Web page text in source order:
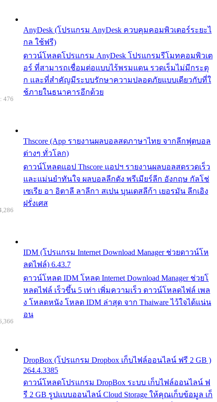
AnyDesk (โปรแกรม AnyDesk ควบคุมคอมพิวเตอร์ระยะไ
กล ใช้ฟรี)
ดาวน์โหลดโปรแกรม AnyDesk โปรแกรมรีโมทคอมพิวเต
อร์ ที่สามารถเชื่อมต่อแบบไร้พรมแดน รวดเร็มไม่มีกระตุ
ก และที่สำคัญมีระบบรักษาความปลอดภัยแบบเดียวกับที่ใ
ช้ภายในธนาคารอีกด้วย
Thscore (App รายงานผลบอลสดภาษาไทย จากลีกฟุตบอล
ต่างๆ ทั่วโลก)
ดาวน์โหลดแอป Thscore แอปฯ รายงานผลบอลสดรวดเร็ว
และแม่นยำทันใจ ผลบอลลีกดัง พรีเมียร์ลีก อังกฤษ กัลโช่
เซเรีย อา อิตาลี ลาลีกา สเปน บุนเดสลีก้า เยอรมัน ลีกเอิง
ฝรั่งเศส
476
IDM (โปรแกรม Internet Download Manager ช่วยดาวน์โห
ลดไฟล์) 6.43.7
ดาวน์โหลด IDM โหลด Internet Download Manager ช่วยโ
หลดไฟล์ เร็วขึ้น 5 เท่า เพิ่มความเร็ว ดาวน์โหลดไฟล์ เพล
ง โหลดหนัง โหลด IDM ล่าสุด จาก Thaiware ไว้ใจได้แน่น
อน
DropBox (โปรแกรม Dropbox เก็บไฟล์ออนไลน์ ฟรี 2 GB )
264.4.3385
ดาวน์โหลดโปรแกรม DropBox ระบบ เก็บไฟล์ออนไลน์ ฟ
รี 2 GB รูปแบบออนไลน์ Cloud Storage ให้คุณเก็บข้อมูล เก็